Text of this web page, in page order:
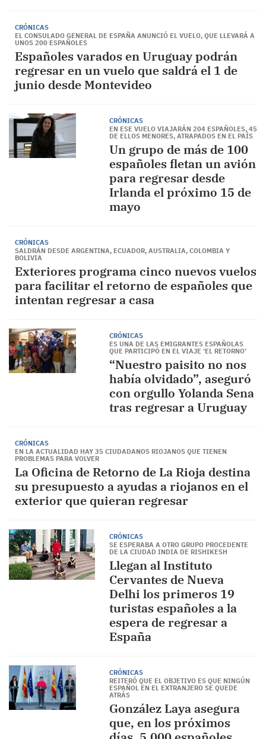
CRÓNICAS
EL CONSULADO GENERAL DE ESPAÑA ANUNCIÓ EL VUELO, QUE LLEVARÁ A
UNOS 200 ESPAÑOLES
Españoles varados en Uruguay podrán
regresar en un vuelo que saldrá el 1 de
junio desde Montevideo
CRÓNICAS
EN ESE VUELO VIAJARÁN 204 ESPAÑOLES, 45
DE ELLOS MENORES, ATRAPADOS EN EL PAÍS
Un grupo de más de 100
españoles fletan un avión
para regresar desde
Irlanda el próximo 15 de
mayo
CRÓNICAS
SALDRÁN DESDE ARGENTINA, ECUADOR, AUSTRALIA, COLOMBIA Y
BOLIVIA
Exteriores programa cinco nuevos vuelos
para facilitar el retorno de españoles que
intentan regresar a casa
CRÓNICAS
ES UNA DE LAS EMIGRANTES ESPAÑOLAS
QUE PARTICIPÓ EN EL VIAJE ‘EL RETORNO’
“Nuestro paisito no nos
había olvidado”, aseguró
con orgullo Yolanda Sena
tras regresar a Uruguay
CRÓNICAS
EN LA ACTUALIDAD HAY 35 CIUDADANOS RIOJANOS QUE TIENEN
PROBLEMAS PARA VOLVER
La Oficina de Retorno de La Rioja destina
su presupuesto a ayudas a riojanos en el
exterior que quieran regresar
CRÓNICAS
SE ESPERABA A OTRO GRUPO PROCEDENTE
DE LA CIUDAD INDIA DE RISHIKESH
Llegan al Instituto
Cervantes de Nueva
Delhi los primeros 19
turistas españoles a la
espera de regresar a
España
CRÓNICAS
REITERÓ QUE EL OBJETIVO ES QUE NINGÚN
ESPAÑOL EN EL EXTRANJERO SE QUEDE
ATRÁS
González Laya asegura
que, en los próximos